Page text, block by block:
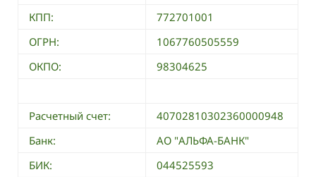
КПП:
772701001
ОГРН:
1067760505559
ОКПО:
98304625
Расчетный счет:
40702810302360000948
Банк:
АО "АЛЬФА-БАНК"
БИК:
044525593